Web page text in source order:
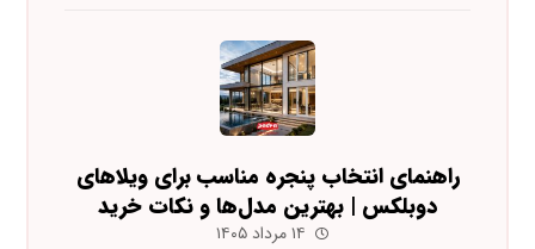
راهنمای انتخاب پنجره مناسب برای ویلاهای
دوبلکس | بهترین مدل‌ها و نکات خرید
۱۴ مرداد ۱۴۰۵